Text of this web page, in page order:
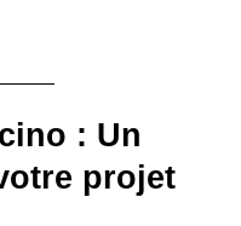
: Un
projet